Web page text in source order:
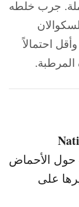
جرب خلطه
وأقل احتمالاً
المرطبة.
الأحماض
على